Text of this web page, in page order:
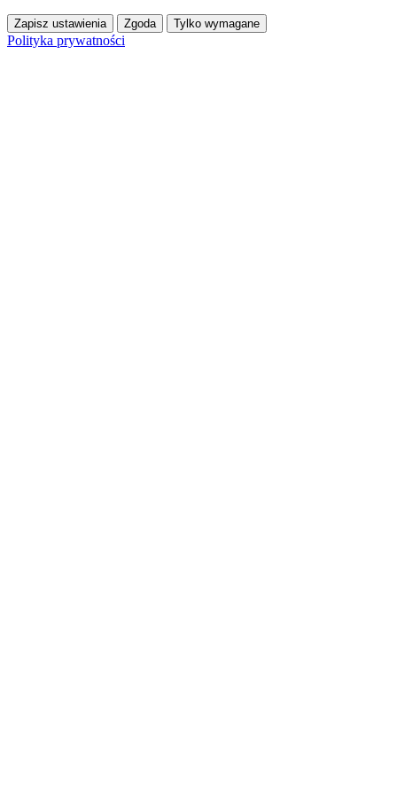
Zapisz ustawienia Zgoda Tylko wymagane
Polityka prywatności